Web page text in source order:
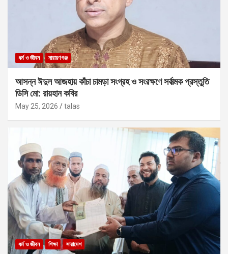
ধর্ম ও জীবন নারায়ণগঞ্জ
আসন্ন ঈদুল আজহায় কাঁচা চামড়া সংগ্রহ ও সংরক্ষণে সর্বাত্মক প্রস্তুতি
ডিসি মো: রায়হান কবির
May 25, 2026 talas
ধর্ম ও জীবন শিক্ষা সারাদেশ